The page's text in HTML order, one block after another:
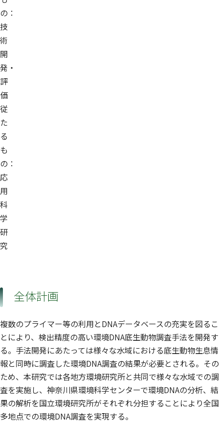
の：
技
術
開
発・
評
価
従
た
る
も
の：
応
用
科
学
研
究
全体計画
複数のプライマー等の利用とDNAデータベースの充実を図るこ
とにより、検出精度の高い環境DNA底生動物調査手法を開発す
る。手法開発にあたっては様々な水域における底生動物生息情
報と同時に調査した環境DNA調査の結果が必要とされる。その
ため、本研究では各地方環境研究所と共同で様々な水域での調
査を実施し、神奈川県環境科学センターで環境DNAの分析、結
果の解析を国立環境研究所がそれぞれ分担することにより全国
多地点での環境DNA調査を実現する。